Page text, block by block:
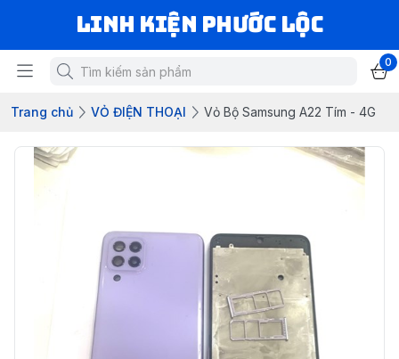
LINH KIỆN PHƯỚC LỘC
0
Trang chủ VỎ ĐIỆN THOẠI Vỏ Bộ Samsung A22 Tím - 4G